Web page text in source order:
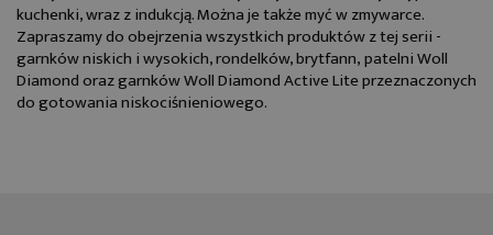
kuchenki, wraz z indukcją. Można je także myć w zmywarce.
Zapraszamy do obejrzenia wszystkich produktów z tej serii -
garnków niskich i wysokich, rondelków, brytfann,patelni Woll
Diamondorazgarnków Woll Diamond Active Liteprzeznaczonych
do gotowania niskociśnieniowego.